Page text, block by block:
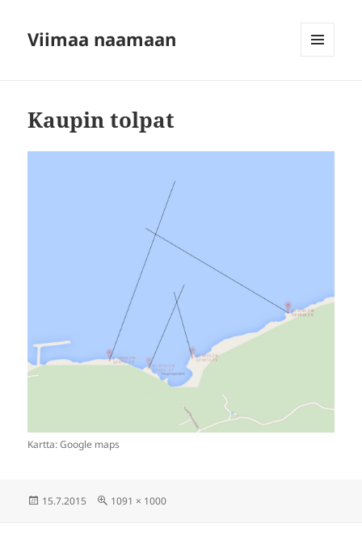
Viimaa naamaan
Kaupin tolpat
Kartta: Google maps
Julkaistu
15.7.2015 Täysikokoinen
1091 × 1000